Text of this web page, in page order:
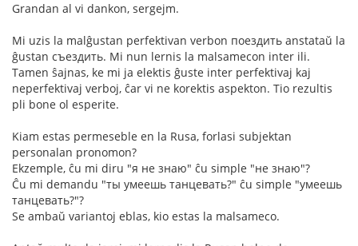
Grandan al vi dankon, sergejm.
Mi uzis la malĝustan perfektivan verbon поездить anstataŭ la
ĝustan съездить. Mi nun lernis la malsamecon inter ili.
Tamen ŝajnas, ke mi ja elektis ĝuste inter perfektivaj kaj
neperfektivaj verboj, ĉar vi ne korektis aspekton. Tio rezultis
pli bone ol esperite.
Kiam estas permeseble en la Rusa, forlasi subjektan
personalan pronomon?
Ekzemple, ĉu mi diru "я не знаю" ĉu simple "не знаю"?
Ĉu mi demandu "ты умеешь танцевать?" ĉu simple "умеешь
танцевать?"?
Se ambaŭ variantoj eblas, kio estas la malsameco.